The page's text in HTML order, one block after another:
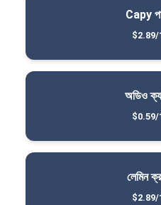
Capy
$2.89/
অডিও
$0.59/
লেমিন
$2.89/